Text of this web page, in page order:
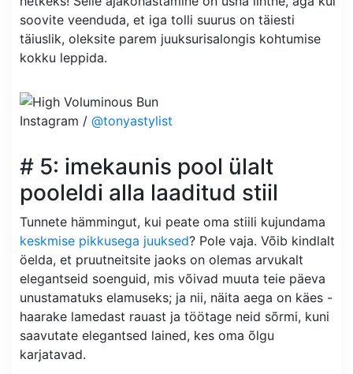
soovite veenduda, et iga tolli suurus on täiesti
täiuslik, oleksite parem juuksurisalongis kohtumise
kokku leppida.
Instagram / @tonyastylist
# 5: imekaunis pool ülalt
pooleldi alla laaditud stiil
Tunnete hämmingut, kui peate oma stiili kujundama
keskmise pikkusega juuksed? Pole vaja. Võib kindlalt
öelda, et pruutneitsite jaoks on olemas arvukalt
elegantseid soenguid, mis võivad muuta teie päeva
unustamatuks elamuseks; ja nii, näita aega on käes -
haarake lamedast rauast ja töötage neid sõrmi, kuni
saavutate elegantsed lained, kes oma õlgu
karjatavad.